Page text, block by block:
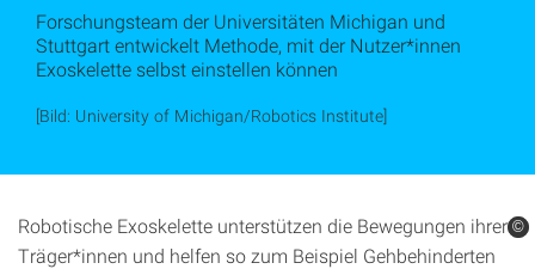
Forschungsteam der Universitäten Michigan und
Stuttgart entwickelt Methode, mit der Nutzer*innen
Exoskelette selbst einstellen können
[Bild: University of Michigan/Robotics Institute]
Robotische Exoskelette unterstützen die Bewegungen ihrer
Träger*innen und helfen so zum Beispiel Gehbehinderten
©
©